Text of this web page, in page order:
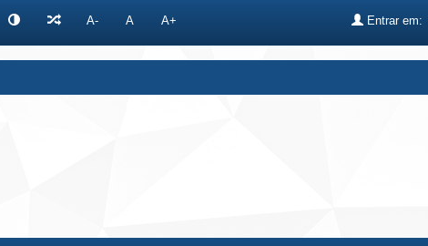
A- A A+ Entrar em: